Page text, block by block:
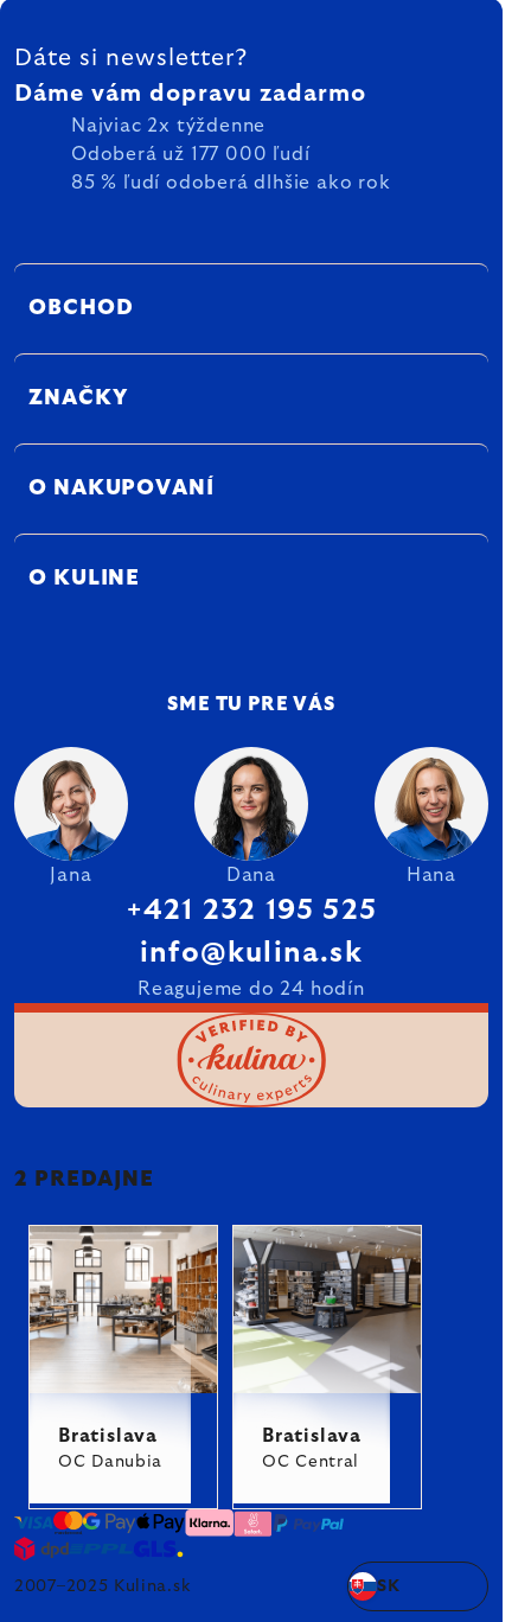
ZÁPÄTIE
Dáte si newsletter?
Dáme vám dopravu zadarmo
Najviac 2x týždenne
Odoberá už 177 000 ľudí
85 % ľudí odoberá dlhšie ako rok
OBCHOD
ZNAČKY
O NAKUPOVANÍ
O KULINE
SME TU PRE VÁS
Jana Dana Hana
+421 232 195 525
info@kulina.sk
Reagujeme do 24 hodín
2 PREDAJNE
Bratislava
OC Danubia
Bratislava
OC Central
2007–2025 Kulina.sk SK